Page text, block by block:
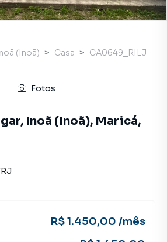
(Inoã) Casa CA0649_RILJ
Fotos
Inoã (Inoã), Maricá,
RJ
R$ 1.450,00 /mês